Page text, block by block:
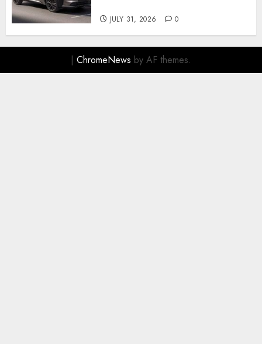
JULY 31, 2026 0
| ChromeNews by AF themes.